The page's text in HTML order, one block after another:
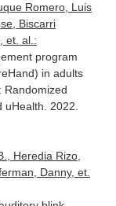
Romero, Luis
Biscarri
et. al.:
program
in adults
Randomized
uHealth . 2022.
Heredia Rizo,
Danny, et.